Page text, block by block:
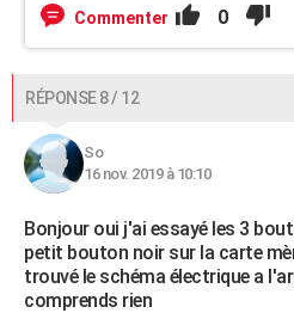
Commenter 0
RÉPONSE 8 / 12
So
16 nov. 2019 à 10:10
Bonjour oui j'ai essayé les 3
petit bouton noir sur la carte
trouvé le schéma électrique a
comprends rien